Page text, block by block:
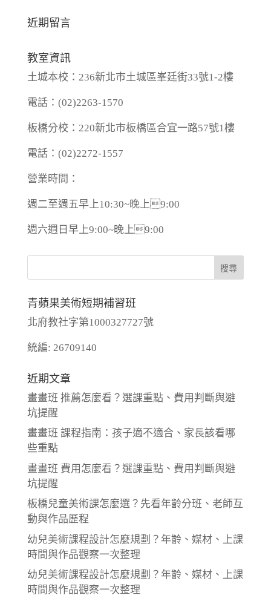
近期留言
教室資訊
土城本校：236新北市土城區峯廷街33號1-2樓
電話：(02)2263-1570
板橋分校：220新北市板橋區合宜一路57號1樓
電話：(02)2272-1557
營業時間：
週二至週五早上10:30~晚上9:00
週六週日早上9:00~晚上9:00
青蘋果美術短期補習班
北府教社字第1000327727號
統編: 26709140
近期文章
畫畫班 推薦怎麼看？選課重點、費用判斷與避
坑提醒
畫畫班 課程指南：孩子適不適合、家長該看哪
些重點
畫畫班 費用怎麼看？選課重點、費用判斷與避
坑提醒
板橋兒童美術課怎麼選？先看年齡分班、老師互
動與作品歷程
幼兒美術課程設計怎麼規劃？年齡、媒材、上課
時間與作品觀察一次整理
幼兒美術課程設計怎麼規劃？年齡、媒材、上課
時間與作品觀察一次整理